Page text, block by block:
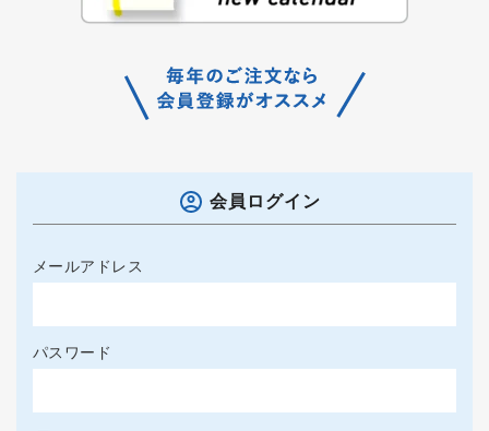
会員ログイン
メールアドレス
パスワード